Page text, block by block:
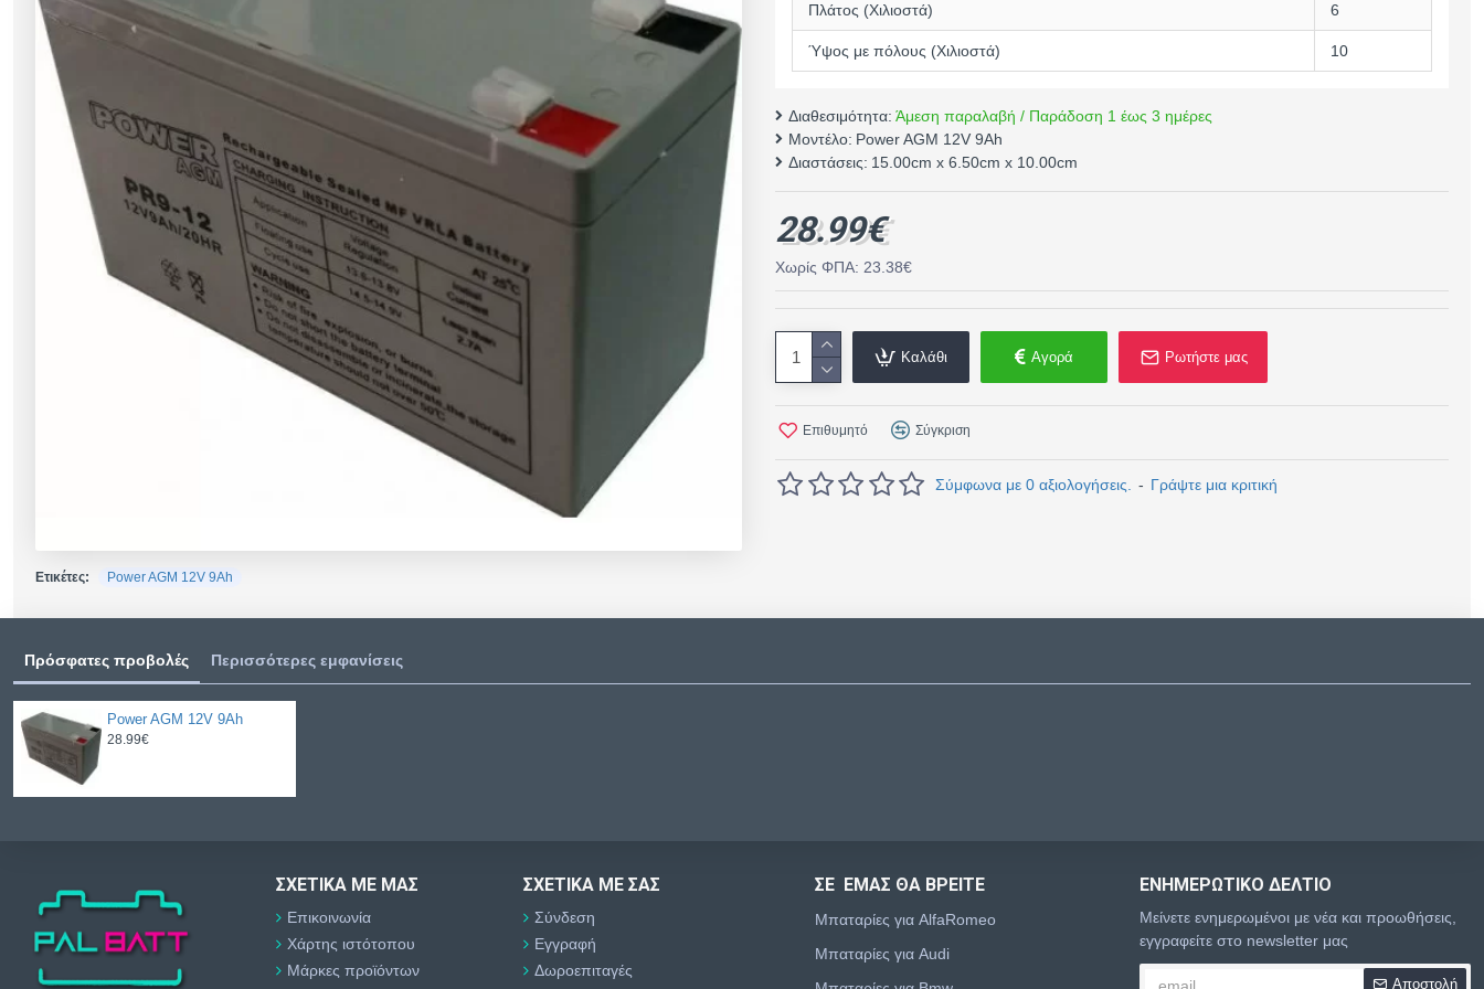
Πλάτος (Χιλιοστά) 6
Ύψος με πόλους (Χιλιοστά) 10
Διαθεσιμότητα: Άμεση παραλαβή / Παράδοση 1 έως 3 ημέρες
Μοντέλο: Power AGM 12V 9Ah
Διαστάσεις: 15.00cm x 6.50cm x 10.00cm
Σύμφωνα με 0 αξιολογήσεις. - Γράψτε μια κριτική
28.99€
Χωρίς ΦΠΑ: 23.38€
Καλάθι Αγορά Ρωτήστε μας
Επιθυμητό Σύγκριση
Ετικέτες: Power AGM 12V 9Ah
Πρόσφατες προβολές Περισσότερες εμφανίσεις
Power AGM 12V 9Ah
28.99€
ΣΧΕΤΙΚΆ ΜΕ ΜΑΣ
Επικοινωνία
Χάρτης ιστότοπου
Μάρκες προϊόντων
ΣΧΕΤΙΚΆ ΜΕ ΣΑΣ
Σύνδεση
Εγγραφή
Δωροεπιταγές
ΣΕ ΕΜΑΣ ΘΑ ΒΡΕΙΤΕ
Μπαταρίες για AlfaRomeo
Μπαταρίες για Audi
ΕΝΗΜΕΡΩΤΙΚΌ ΔΕΛΤΊΟ
Μείνετε ενημερωμένοι με νέα και προωθήσεις,
εγγραφείτε στο newsletter μας
Αποστολή